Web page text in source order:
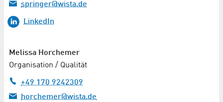
springer@wista.de
LinkedIn
Melissa Horchemer
Organisation / Qualität
+49 170 9242309
horchemer@wista.de